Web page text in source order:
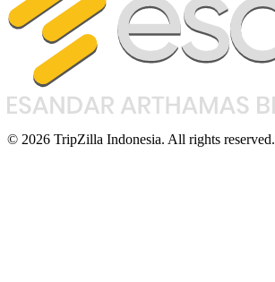
© 2026 TripZilla Indonesia. All rights reserved.